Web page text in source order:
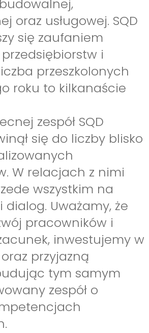
oraz usługowej. SQD
się zaufaniem
i
przeszkolonych
roku to kilkanaście
zespół SQD
się do liczby blisko
W relacjach z nimi
wszystkim na
dialog. Uważamy, że
pracowników i
inwestujemy w
przyjazną
tym samym
zespół o